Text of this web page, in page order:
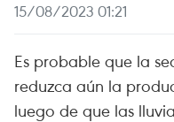
15/08/2023 01:21
Es probable que la
reduzca aún la
luego de que las